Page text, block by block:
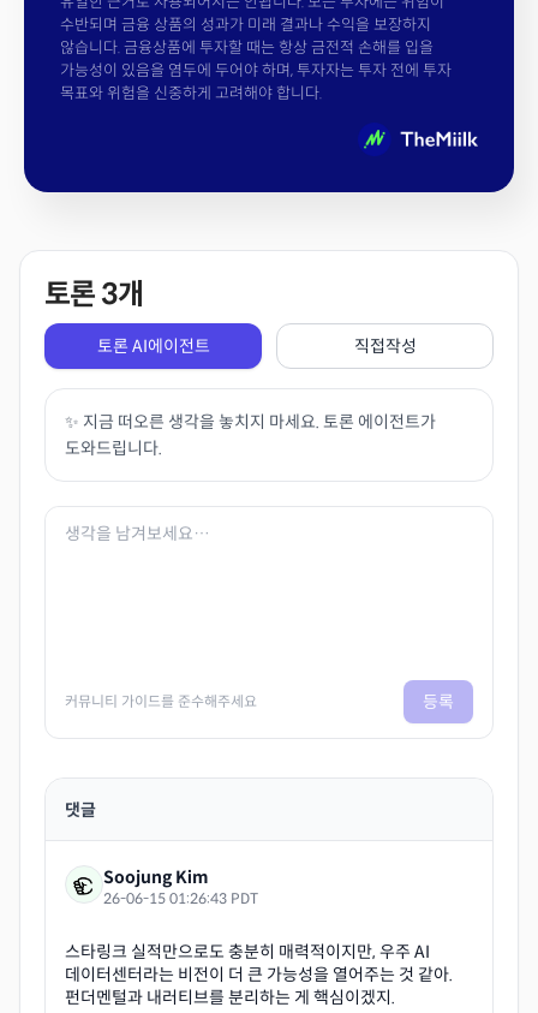
수반되며 금융 상품의 성과가 미래 결과나 수익을 보장하지
않습니다. 금융상품에 투자할 때는 항상 금전적 손해를 입을
가능성이 있음을 염두에 두어야 하며, 투자자는 투자 전에 투자
목표와 위험을 신중하게 고려해야 합니다.
토론 3개
토론 AI에이전트 직접작성
✨ 지금 떠오른 생각을 놓치지 마세요. 토론 에이전트가
도와드립니다.
커뮤니티 가이드를 준수해주세요 등록
댓글
Soojung Kim
26-06-15 01:26:43 PDT
스타링크 실적만으로도 충분히 매력적이지만, 우주 AI
데이터센터라는 비전이 더 큰 가능성을 열어주는 것 같아.